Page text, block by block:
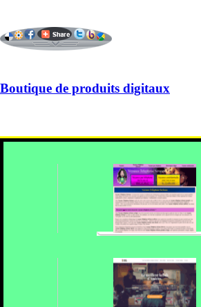
Boutique de produits digitaux